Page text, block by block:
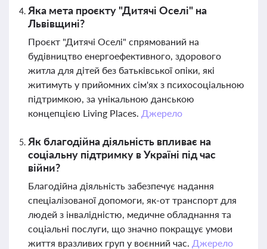
Яка мета проєкту "Дитячі Оселі" на
Львівщині?
Проєкт "Дитячі Оселі" спрямований на
будівництво енергоефективного, здорового
житла для дітей без батьківської опіки, які
житимуть у прийомних сім'ях з психосоціальною
підтримкою, за унікальною данською
концепцією Living Places. Джерело
Як благодійна діяльність впливає на
соціальну підтримку в Україні під час
війни?
Благодійна діяльність забезпечує надання
спеціалізованої допомоги, як-от транспорт для
людей з інвалідністю, медичне обладнання та
соціальні послуги, що значно покращує умови
життя вразливих груп у воєнний час. Джерело